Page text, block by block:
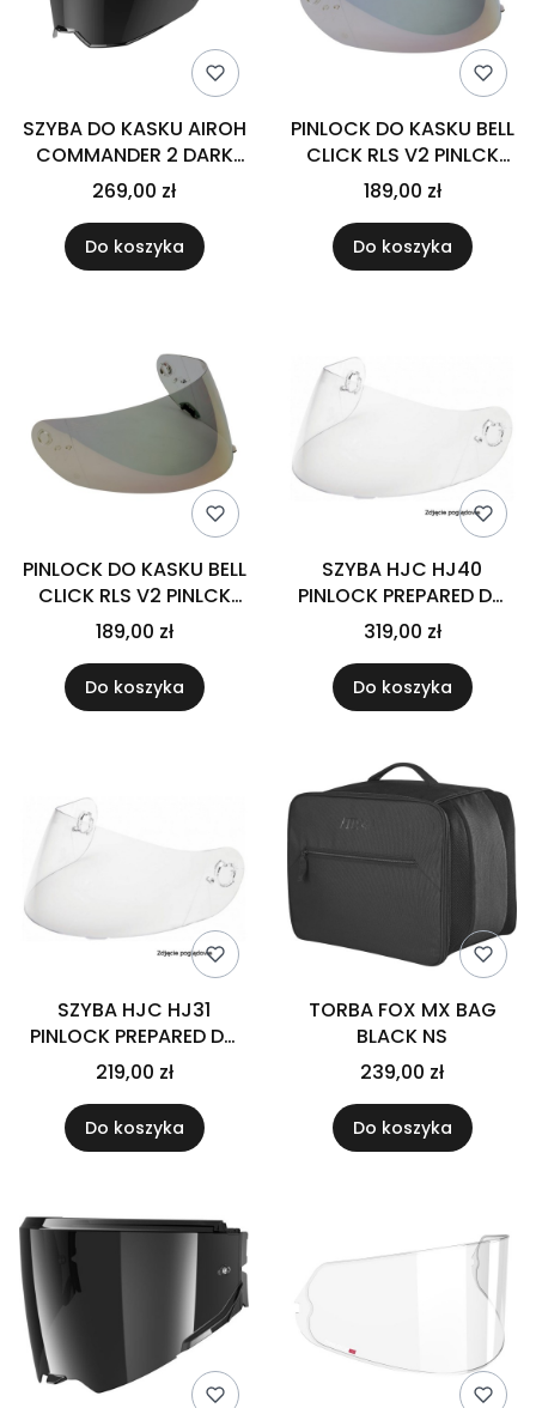
SZYBA DO KASKU AIROH
COMMANDER 2 DARK
SMOKE (05CMDRKSM)
269,00 zł
Do koszyka
PINLOCK DO KASKU BELL
CLICK RLS V2 PINLCK
SHLD IRID DARK SILVER
189,00 zł
Do koszyka
PINLOCK DO KASKU BELL
CLICK RLS V2 PINLCK
SHLD IRID DARK GOLD
189,00 zł
Do koszyka
SZYBA HJC HJ40
PINLOCK PREPARED DO
KASKU RPHA-71 CLEAR
319,00 zł
Do koszyka
SZYBA HJC HJ31
PINLOCK PREPARED DO
KASKU I70 CLEAR
219,00 zł
Do koszyka
TORBA FOX MX BAG
BLACK NS
239,00 zł
Do koszyka